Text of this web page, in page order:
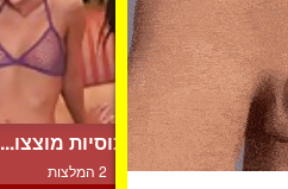
שתי שרמוטות כוסיות מוצצו...
4873 צפיות | 2 המלצות